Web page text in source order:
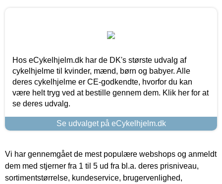
Hos eCykelhjelm.dk har de DK's største udvalg af
cykelhjelme til kvinder, mænd, børn og babyer. Alle
deres cykelhjelme er CE-godkendte, hvorfor du kan
være helt tryg ved at bestille gennem dem. Klik her for at
se deres udvalg.
Se udvalget på eCykelhjelm.dk
Vi har gennemgået de mest populære webshops og anmeldt
dem med stjerner fra 1 til 5 ud fra bl.a. deres prisniveau,
sortimentstørrelse, kundeservice, brugervenlighed,